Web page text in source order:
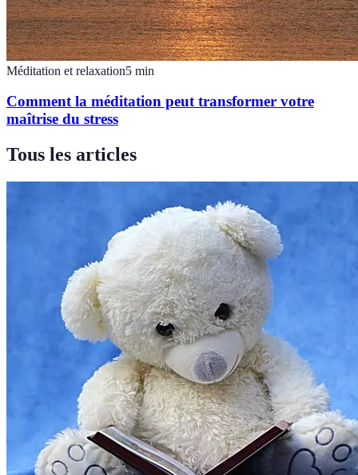
Méditation et relaxation5 min
Comment la méditation peut transformer votre
maîtrise du stress
Tous les articles